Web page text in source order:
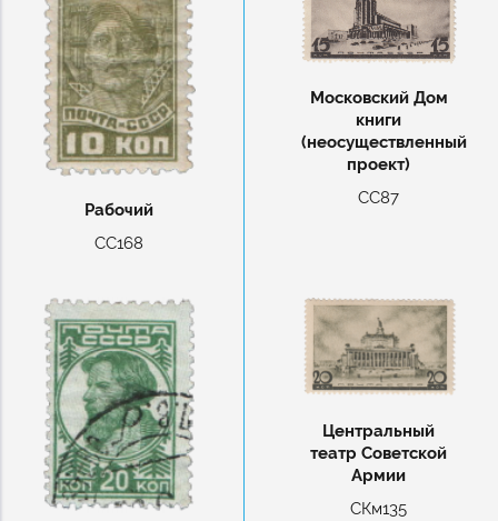
Рабочий
СС168
Московский Дом
книги
(неосуществленный
проект)
СС87
Центральный
театр Советской
Армии
СКм135